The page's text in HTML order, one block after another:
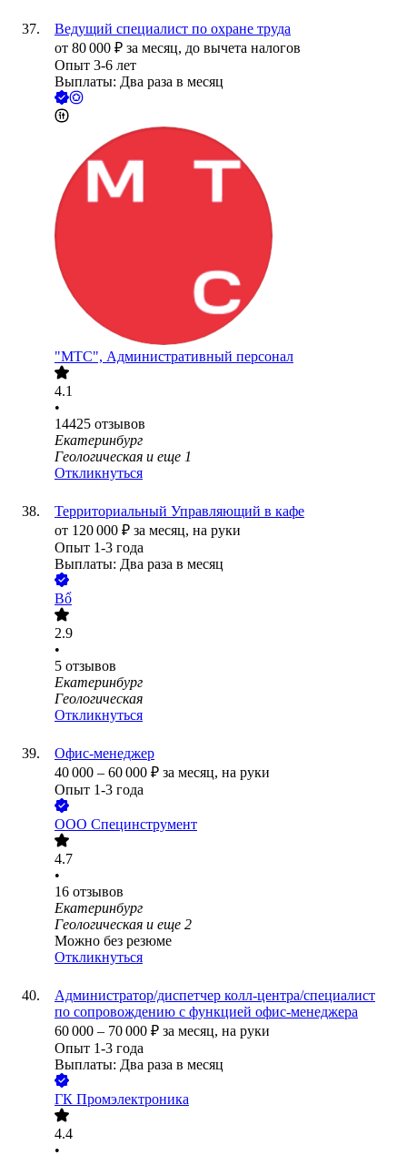
Ведущий специалист по охране труда
от 80 000 ₽ за месяц, до вычета налогов
Опыт 3-6 лет
Выплаты: Два раза в месяц
"МТС", Административный персонал
4.1
•
14425 отзывов
Екатеринбург
Геологическая и еще 1
Откликнуться
Территориальный Управляющий в кафе
от 120 000 ₽ за месяц, на руки
Опыт 1-3 года
Выплаты: Два раза в месяц
Bổ
2.9
•
5 отзывов
Екатеринбург
Геологическая
Откликнуться
Офис-менеджер
40 000 – 60 000 ₽ за месяц, на руки
Опыт 1-3 года
ООО Специнструмент
4.7
•
16 отзывов
Екатеринбург
Геологическая и еще 2
Можно без резюме
Откликнуться
Администратор/диспетчер колл-центра/специалист
по сопровождению с функцией офис-менеджера
60 000 – 70 000 ₽ за месяц, на руки
Опыт 1-3 года
Выплаты: Два раза в месяц
ГК Промэлектроника
4.4
•